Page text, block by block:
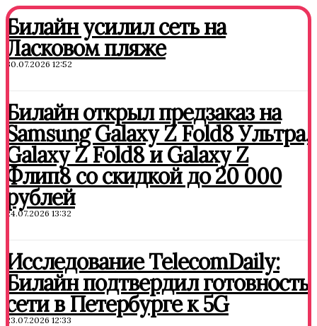
Билайн усилил сеть на
Ласковом пляже
30.07.2026 12:52
Билайн открыл предзаказ на
Samsung Galaxy Z Fold8 Ультра,
Galaxy Z Fold8 и Galaxy Z
Флип8 со скидкой до 20 000
рублей
24.07.2026 13:32
Исследование TelecomDaily:
Билайн подтвердил готовность
сети в Петербурге к 5G
23.07.2026 12:33